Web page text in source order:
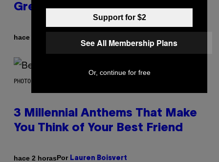
Greeting in the 2000s
hace 2 horas
PHOTO BY KEVIN WINTER/GETTY IMAGES FOR RADIO DISNEY
3 Millennial Anthems That Make
You Think of Your Best Friend
hace 2 horasPor Lauren Boisvert
Support for $2
See All Membership Plans
Or, continue for free